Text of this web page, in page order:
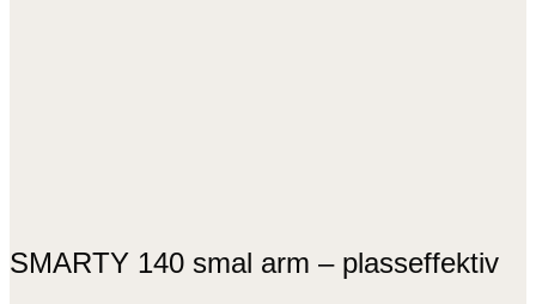
SMARTY 140 smal arm – plasseffektiv